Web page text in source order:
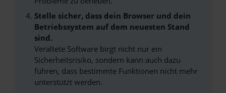
Stelle sicher, dass dein Browser und dein
Betriebssystem auf dem neuesten Stand
sind.
Veraltete Software birgt nicht nur ein
Sicherheitsrisiko, sondern kann auch dazu
führen, dass bestimmte Funktionen nicht mehr
unterstützt werden.